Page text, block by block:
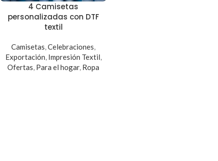
4 Camisetas
personalizadas con DTF
textil
Camisetas,Celebraciones,
Exportación, Impresión Textil,
Ofertas, Para el hogar, Ropa